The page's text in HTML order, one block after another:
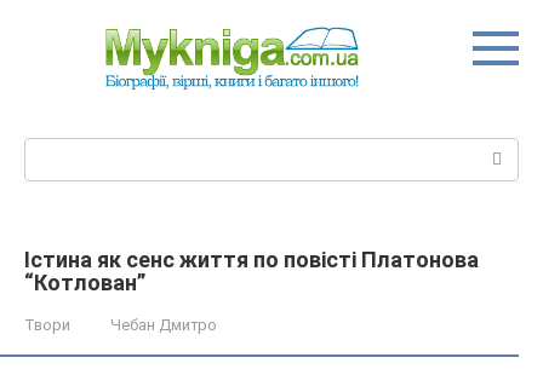
Істина як сенс життя по повісті Платонова
“Котлован”
Твори Чебан Дмитро